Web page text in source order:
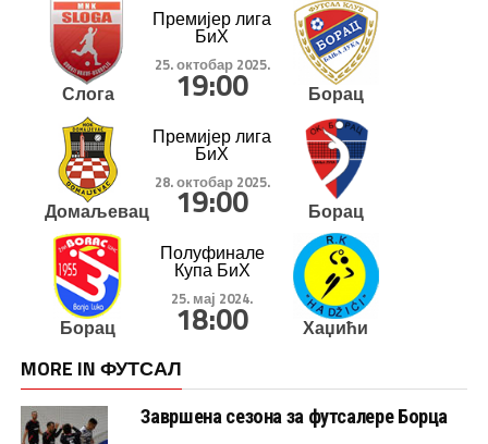
Слога
Премијер лига
БиХ
25. октобар 2025.
19:00 Борац
Домаљевац
Премијер лига
БиХ
28. октобар 2025.
19:00 Борац
Борац
Полуфинале
Купа БиХ
25. мај 2024.
18:00 Хаџићи
MORE IN ФУТСАЛ
Завршена сезона за футсалере Борца